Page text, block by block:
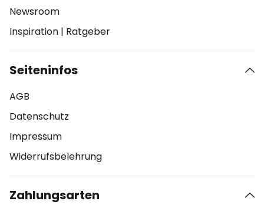
Newsroom
Inspiration | Ratgeber
Seiteninfos
AGB
Datenschutz
Impressum
Widerrufsbelehrung
Zahlungsarten